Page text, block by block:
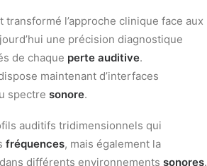
transformé l’approche clinique face aux
une précision diagnostique
de chaque perte auditive.
maintenant d’interfaces
spectre sonore.
auditifs tridimensionnels qui
fréquences, mais également la
différents environnements sonores.